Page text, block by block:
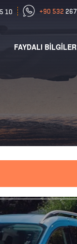
FAYDALI BİLGİLER